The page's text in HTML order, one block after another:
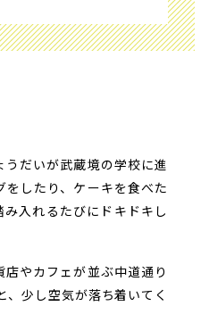
だいが武蔵境の学校に進
したり、ケーキを食べた
入れるたびにドキドキし
やカフェが並ぶ中道通り
少し空気が落ち着いてく